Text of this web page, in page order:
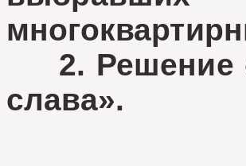
2. Решение
слава».